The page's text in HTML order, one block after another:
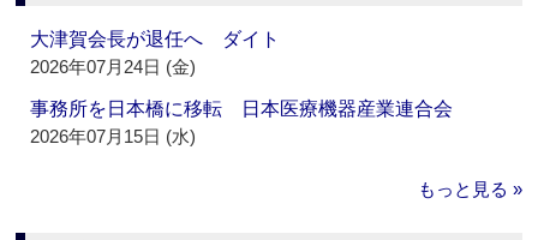
大津賀会長が退任へ ダイト
2026年07月24日 (金)
事務所を日本橋に移転 日本医療機器産業連合会
2026年07月15日 (水)
もっと見る »